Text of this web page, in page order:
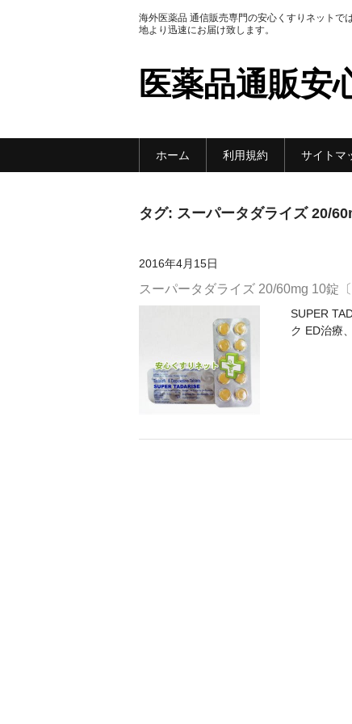
海外医薬品 通信販売専門の安心くすりネットで
地より迅速にお届け致します。
医薬品通販安
ホーム 利用規約 サイトマ
タグ: スーパータダライズ 20/
2016年4月15日
スーパータダライズ 20/60mg 10錠
SUPER
ク ED治療